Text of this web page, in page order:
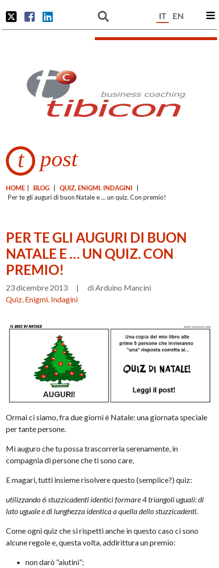
IT EN
t post
HOME BLOG QUIZ, ENIGMI. INDAGINI
Per te gli auguri di buon Natale e … un quiz. Con premio!
PER TE GLI AUGURI DI BUON
NATALE E … UN QUIZ. CON
PREMIO!
23 dicembre 2013 |
di Arduino Mancini
Quiz, Enigmi. Indagini
Ormai ci siamo, fra due giorni è Natale: una giornata speciale
per tante persone.
Mi auguro che tu possa trascorrerla serenamente, in
compagnia di persone che ti sono care.
E magari, tutti insieme risolvere questo (semplice?) quiz:
utilizzando 6 stuzzicadenti identici formare 4 triangoli uguali: di
lato uguale e di lunghezza identica a quella dello stuzzicadenti.
Come ogni quiz che si rispetti anche in questo caso ci sono
alcune regole e, questa volta, addirittura un premio:
non darò “aiutini”;